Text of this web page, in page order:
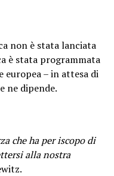
non è stata lanciata
è stata programmata
europea – in attesa di
ne dipende.
che ha per iscopo di
alla nostra